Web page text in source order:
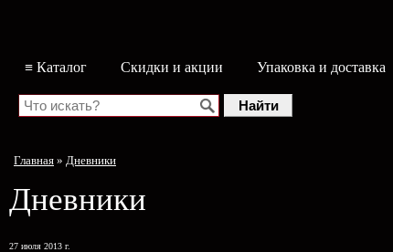
≡ Каталог Скидки и акции Упаковка и доставка
Главная » Дневники
Дневники
27 июля 2013 г.